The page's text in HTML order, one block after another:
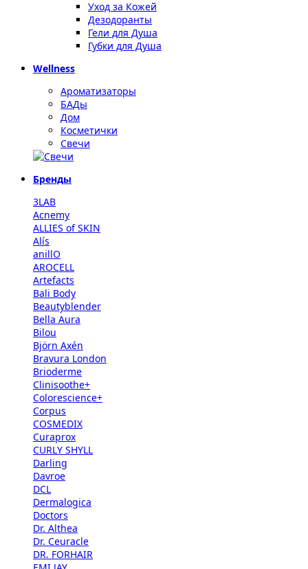
Уход за Кожей
Дезодоранты
Гели для Душа
Губки для Душа
Wellness
Ароматизаторы
БАДы
Дом
Косметички
Свечи
Бренды
3LAB
Acnemy
ALLIES of SKIN
Alís
anillO
AROCELL
Artefacts
Bali Body
Beautyblender
Bella Aura
Bilou
Björn Axén
Bravura London
Brioderme
Clinisoothe+
Colorescience+
Corpus
COSMEDIX
Curaprox
CURLY SHYLL
Darling
Davroe
DCL
Dermalogica
Doctors
Dr. Althea
Dr. Ceuracle
DR. FORHAIR